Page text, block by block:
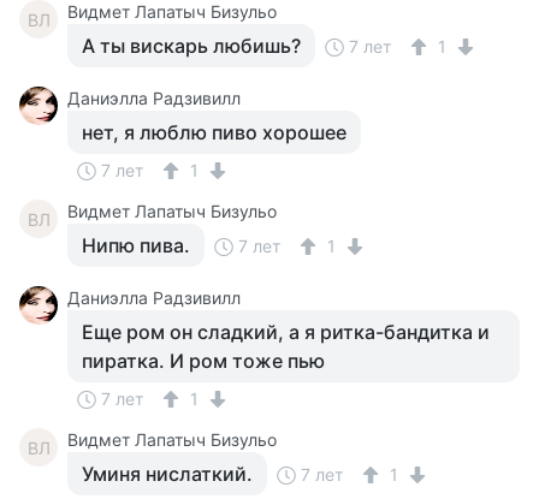
ВЛ Видмет Лапатыч Бизульо
А ты вискарь любишь? 7 лет 1
Даниэлла Радзивилл
нет, я люблю пиво хорошее
7 лет 1
ВЛ Видмет Лапатыч Бизульо
Нипю пива. 7 лет 1
Даниэлла Радзивилл
Еще ром он сладкий, а я ритка-бандитка и
пиратка. И ром тоже пью
7 лет 1
ВЛ Видмет Лапатыч Бизульо
Уминя нислаткий. 7 лет 1